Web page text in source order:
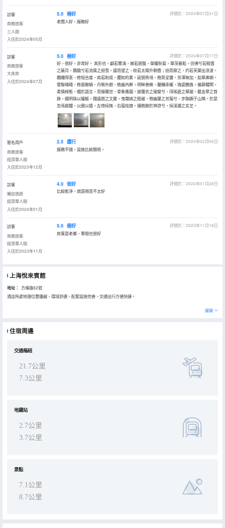
訪客
商務旅客
三人間
入住於2024年05月
5.0 極好
評價於：2024年07月31日
老闆人好，服務好
訪客
商務旅客
大床房
入住於2024年07月
5.0 極好
評價於：2024年07月17日
好，很好，非常好。 其形也，翩若驚鴻，婉若遊龍，榮曜秋菊，華茂春鬆。彷彿兮若輕雲
之蔽月，飄颻兮若流風之迴雪。遠而望之，皎若太陽升朝霞；迫而察之，灼若芙蕖出淥波。
穠纖得衷，修短合度，肩若削成，腰如約素。延頸秀項，皓質呈露，芳澤無加，鉛華弗御。
雲髻峨峨，修眉聯娟，丹脣外朗，皓齒內鮮。明眸善睞，靨輔承權，瑰姿艷逸，儀靜體閑。
柔情綽態，媚於語言。奇服曠世，骨象應圖。披羅衣之璀粲兮，珥瑤碧之華琚。戴金翠之首
飾，綴明珠以耀軀。踐遠遊之文履，曳霧綃之輕裾，微幽蘭之芳藹兮，步踟躕于山隅。於是
忽焉縱體，以遨以嬉。左倚採旄，右蔭桂旗。攘皓腕於神滸兮，採湍瀨之玄芝。
匿名用戶
商務旅客
經濟單人間
入住於2023年12月
2.5 還行
評價於：2024年02月06日
服務不錯，設施比較簡陋。
訪客
獨自旅遊
經濟單人間
入住於2024年01月
4.0 很好
評價於：2024年01月28日
比較乾淨，就是隔音不太好
訪客
商務旅客
經濟單人間
入住於2023年11月
5.0 極好
評價於：2023年11月18日
房東是老鄉，單間也很好
上海悅來賓館
地址：
方偉路52號
酒店所處地理位置優越，環境舒適，配套設施完善，交通出行方便快捷。
展開
住宿周邊
交通樞紐
21.7公里
7.3公里
地鐵站
2.7公里
3.7公里
景點
7.1公里
8.7公里